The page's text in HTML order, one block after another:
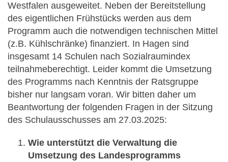
Westfalen ausgeweitet. Neben der Bereitstellung
des eigentlichen Frühstücks werden aus dem
Programm auch die notwendigen technischen Mittel
(z.B. Kühlschränke) finanziert. In Hagen sind
insgesamt 14 Schulen nach Sozialraumindex
teilnahmeberechtigt. Leider kommt die Umsetzung
des Programms nach Kenntnis der Ratsgruppe
bisher nur langsam voran. Wir bitten daher um
Beantwortung der folgenden Fragen in der Sitzung
des Schulausschusses am 27.03.2025:
Wie unterstützt die Verwaltung die
Umsetzung des Landesprogramms